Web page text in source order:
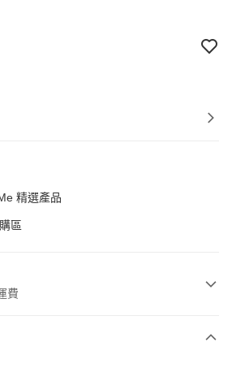
精選產品
區
費